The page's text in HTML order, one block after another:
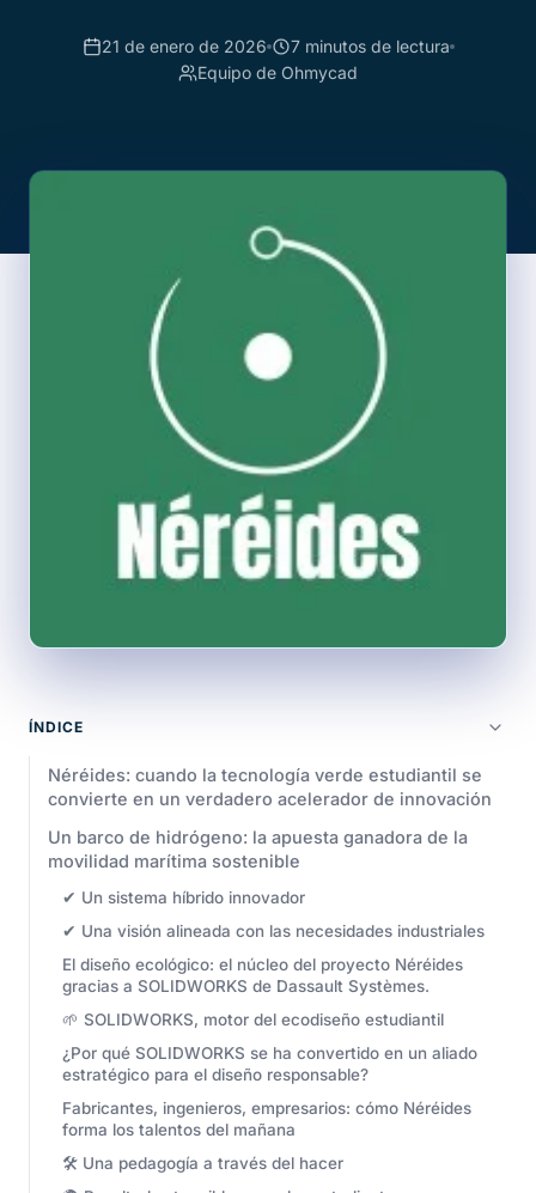
21 de enero de 2026
7 minutos de lectura
Equipo de Ohmycad
ÍNDICE
Néréides: cuando la tecnología verde estudiantil se
convierte en un verdadero acelerador de innovación
Un barco de hidrógeno: la apuesta ganadora de la
movilidad marítima sostenible
✔ Un sistema híbrido innovador
✔ Una visión alineada con las necesidades industriales
El diseño ecológico: el núcleo del proyecto Néréides
gracias a SOLIDWORKS de Dassault Systèmes.
🌱 SOLIDWORKS, motor del ecodiseño estudiantil
¿Por qué SOLIDWORKS se ha convertido en un aliado
estratégico para el diseño responsable?
Fabricantes, ingenieros, empresarios: cómo Néréides
forma los talentos del mañana
🛠 Una pedagogía a través del hacer